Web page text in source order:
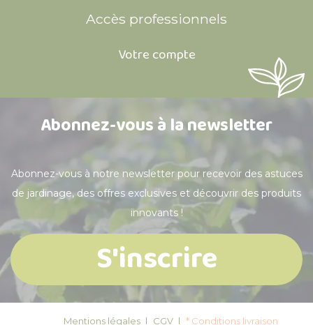
Accès professionnels
Votre compte
Abonnez-vous à la newsletter
Abonnez-vous à notre newsletter pour recevoir des astuces
de jardinage, des offres exclusives et découvrir des produits
innovants !
S'inscrire
Mentions légales CGV * Conditions livraison